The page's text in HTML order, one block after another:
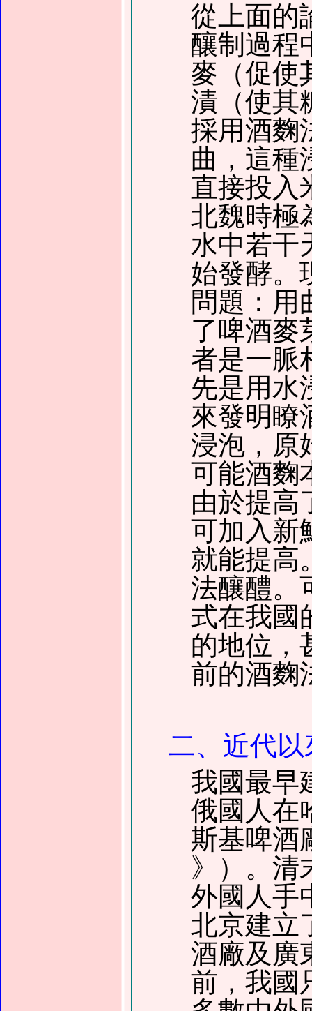
從上面的
釀制過程
麥（促使
漬（使其
採用酒麴
曲，這種
直接投入
北魏時極
水中若干
始發酵。
問題：用
了啤酒麥
者是一脈
先是用水
來發明瞭
浸泡，原
可能酒麴
由於提高
可加入新
就能提高
法釀醴。
式在我國
的地位，
前的酒麴
二、近代
我國最早
俄國人在
斯基啤酒
》
） 。清
外國人手
北京建立
酒廠及廣
前 ， 我國